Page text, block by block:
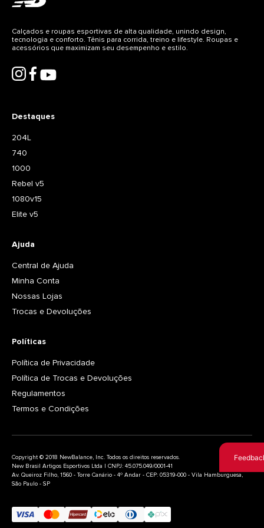
Entressola e calcanhar com amortecimento em
EVA leve;
Solado em borracha resistente e de alta
vendas da New Balance nos Estados Unidos.
Destaques
204L
740
1000
Rebel v5
1080v15
Elite v5
Ajuda
Central de Ajuda
Minha Conta
Nossas Lojas
Trocas e Devoluções
Políticas
Política de Privacidade
Política de Trocas e Devoluções
Regulamentos
Termos e Condições
Calçados e roupas esportivas de alta qualidade, unindo design,
tecnologia e conforto. Tênis para corrida, treino e lifestyle. Roupas e
acessórios que maximizam seu desempenho e estilo.
Copyright © 2018 NewBalance, Inc. Todos os direitos reservados.
New Brasil Artigos Esportivos Ltda | CNPJ: 45.075.049/0001-41
Av. Queiroz Filho, 1560 - Torre Canário - 4º Andar - CEP: 05319-000 - Vila Hamburguesa,
São Paulo - SP